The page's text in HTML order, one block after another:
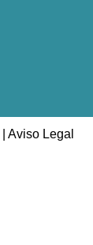
Aviso Legal